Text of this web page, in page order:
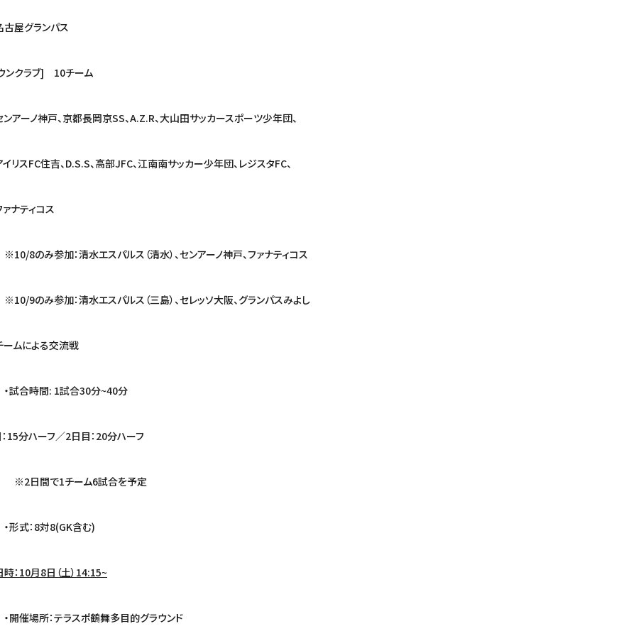
パス
10チーム
岡京SS、A.Z.R、大山田サッカースポーツ少年団、
、高部JFC、江南南サッカー少年団、レジスタFC、
コス
スパルス（清水）、センアーノ神戸、ファナティコス
スパルス（三島）、セレッソ大阪、グランパスみよし
による交流戦
合30分~40分
フ／2日目：20分ハーフ
ム6試合を予定
含む)
：10月8日（土）14:15~
ポ鶴舞多目的グラウンド